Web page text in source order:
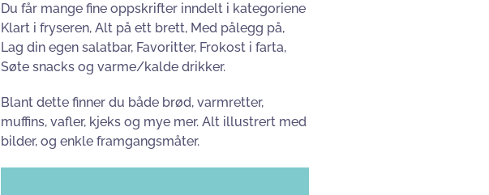
Du får mange fine oppskrifter inndelt i kategoriene
Klart i fryseren, Alt på ett brett, Med pålegg på,
Lag din egen salatbar, Favoritter, Frokost i farta,
Søte snacks og varme/kalde drikker.
Blant dette finner du både brød, varmretter,
muffins, vafler, kjeks og mye mer. Alt illustrert med
bilder, og enkle framgangsmåter.